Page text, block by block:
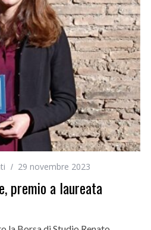
29 novembre 2023
premio a laureata